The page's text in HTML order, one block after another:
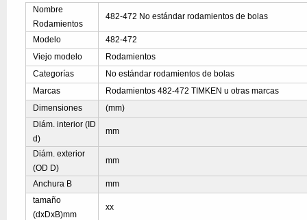
Nombre
Rodamientos
482-472 No estándar rodamientos de bolas
Modelo
482-472
Viejo modelo
Rodamientos
Categorías
No estándar rodamientos de bolas
Marcas
Rodamientos 482-472 TIMKEN u otras marcas
Dimensiones
(mm)
Diám. interior (ID
d)
mm
Diám. exterior
(OD D)
mm
Anchura B
mm
tamaño
(dxDxB)mm
xx